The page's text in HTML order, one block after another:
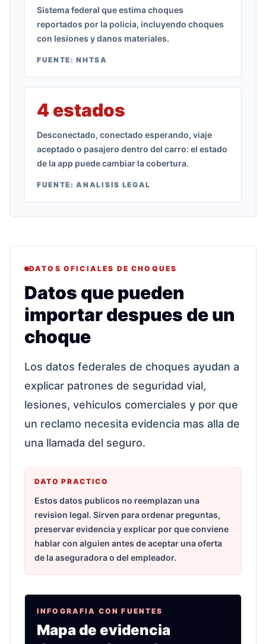
Sistema federal que estima choques
reportados por la policia, incluyendo choques
con lesiones y danos materiales.
FUENTE:NHTSA
4 estados
Desconectado, conectado esperando, viaje
aceptado o pasajero dentro del carro: el estado
de la app puede cambiar la cobertura.
FUENTE:ANALISIS LEGAL
DATOS OFICIALES DE CHOQUES
Datos que pueden
importar despues de un
choque
Los datos federales de choques ayudan a
explicar patrones de seguridad vial,
lesiones, vehiculos comerciales y por que
un reclamo necesita evidencia mas alla de
una llamada del seguro.
DATO PRACTICO
Estos datos publicos no reemplazan una
revision legal. Sirven para ordenar preguntas,
preservar evidencia y explicar por que conviene
hablar con alguien antes de aceptar una oferta
de la aseguradora o del empleador.
INFOGRAFIA CON FUENTES
Mapa de evidencia